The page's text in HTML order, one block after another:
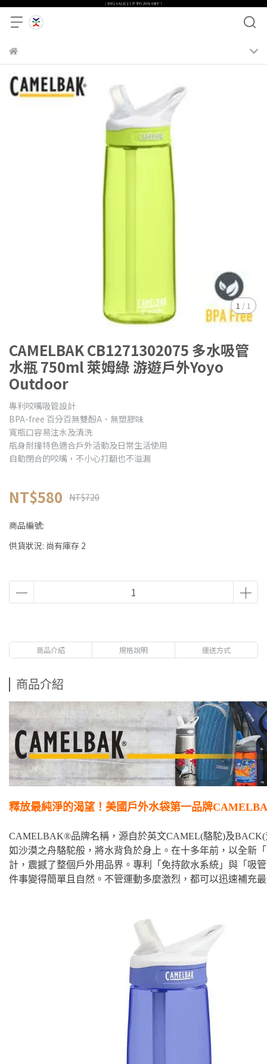
1 /1
CAMELBAK CB1271302075 多水吸管
水瓶 750ml 萊姆綠 游遊戶外Yoyo
Outdoor
專利咬嘴吸管設計
BPA-free 百分百無雙酚A、無塑膠味
寬瓶口容易注水及清洗
瓶身耐撞特色適合戶外活動及日常生活使用
自動閉合的咬嘴，不小心打翻也不溢漏
NT$580 NT$720
商品編號:
供貨狀況: 尚有庫存 2
商品介紹 規格說明 運送方式
商品介紹
釋放最純淨的渴望！美國戶外水袋第一品牌
CAMELBAK®品牌名稱，源自於英文CAMEL(駱駝)及BACK(
如沙漠之舟駱駝般，將水背負於身上。在十多年前，以全新
計，震撼了整個戶外用品界。專利「免持飲水系統」與「吸
件事變得簡單且自然。不管運動多麼激烈，都可以迅速補充